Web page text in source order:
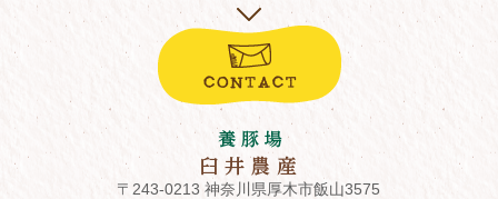
〒243-0213 神奈川県厚木市飯山3575